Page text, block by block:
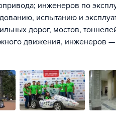
инженеров по
испытанию и
дорог, мостов,
движения, инженеров —